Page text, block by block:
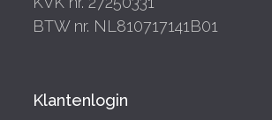
BTW nr. NL810717141B01
Klantenlogin